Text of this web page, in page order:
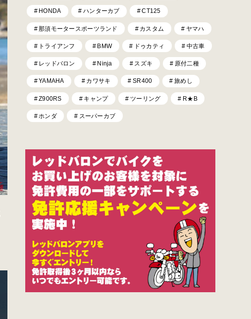
HONDA ハンターカブ CT125
那須モータースポーツランド カスタム ヤマハ
トライアンフ BMW ドゥカティ 中古車
レッドバロン Ninja スズキ 原付二種
YAMAHA カワサキ SR400 旅めし
Z900RS キャンプ ツーリング R★B
ホンダ スーパーカブ